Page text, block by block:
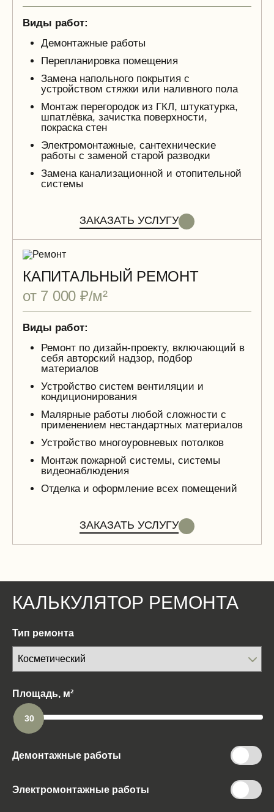
Виды работ:
Демонтажные работы
Перепланировка помещения
Замена напольного покрытия с
устройством стяжки или наливного пола
Монтаж перегородок из ГКЛ, штукатурка,
шпатлёвка, зачистка поверхности,
покраска стен
Электромонтажные, сантехнические
работы с заменой старой разводки
Замена канализационной и отопительной
системы
ЗАКАЗАТЬ УСЛУГУ
КАПИТАЛЬНЫЙ РЕМОНТ
от 7 000 ₽/м²
Виды работ:
Ремонт по дизайн-проекту, включающий в
себя авторский надзор, подбор
материалов
Устройство систем вентиляции и
кондиционирования
Малярные работы любой сложности с
применением нестандартных материалов
Устройство многоуровневых потолков
Монтаж пожарной системы, системы
видеонаблюдения
Отделка и оформление всех помещений
ЗАКАЗАТЬ УСЛУГУ
КАЛЬКУЛЯТОР РЕМОНТА
Тип ремонта
Площадь, м²
30
Демонтажные работы
Электромонтажные работы